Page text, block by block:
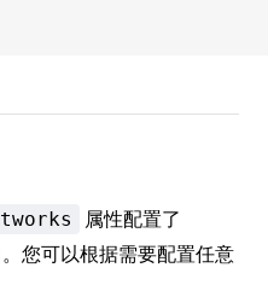
属性配置了
您可以根据需要配置任意